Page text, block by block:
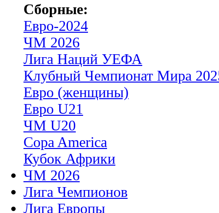
Сборные:
Евро-2024
ЧМ 2026
Лига Наций УЕФА
Клубный Чемпионат Мира
Евро (женщины)
Евро U21
ЧМ U20
Copa America
Кубок Африки
ЧМ 2026
Лига Чемпионов
Лига Европы